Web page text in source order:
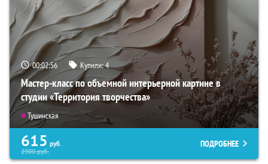
00:02:54 Купили:4
Мастер-класс по объемной интерьерной картине в
студии «Территория творчества»
Тушинская
615 руб.
2900руб.
ПОДРОБНЕЕ